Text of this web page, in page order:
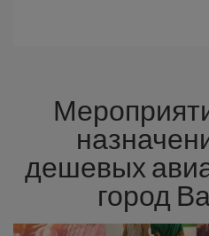
дешевых
город